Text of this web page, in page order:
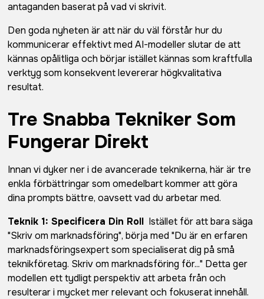
antaganden baserat på vad vi skrivit.
Den goda nyheten är att när du väl förstår hur du
kommunicerar effektivt med AI-modeller slutar de att
kännas opålitliga och börjar istället kännas som kraftfulla
verktyg som konsekvent levererar högkvalitativa
resultat.
Tre Snabba Tekniker Som
Fungerar Direkt
Innan vi dyker ner i de avancerade teknikerna, här är tre
enkla förbättringar som omedelbart kommer att göra
dina prompts bättre, oavsett vad du arbetar med.
Teknik 1: Specificera Din Roll Istället för att bara säga
"Skriv om marknadsföring", börja med "Du är en erfaren
marknadsföringsexpert som specialiserat dig på små
teknikföretag. Skriv om marknadsföring för..." Detta ger
modellen ett tydligt perspektiv att arbeta från och
resulterar i mycket mer relevant och fokuserat innehåll.